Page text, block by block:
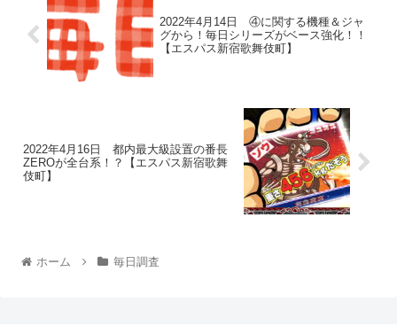
2022年4月14日 ④に関する機種＆ジャ
グから！毎日シリーズがベース強化！！
【エスパス新宿歌舞伎町】
2022年4月16日 都内最大級設置の番長
ZEROが全台系！？【エスパス新宿歌舞
伎町】
ホーム 毎日調査